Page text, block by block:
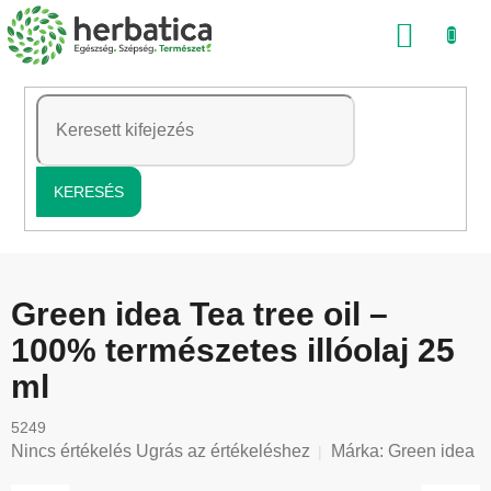
Ugrás
a
tartalomhoz
KERESÉS
Green idea Tea tree oil –
100% természetes illóolaj 25
ml
5249
A
Nincs értékelés Ugrás az értékeléshez Márka: Green idea